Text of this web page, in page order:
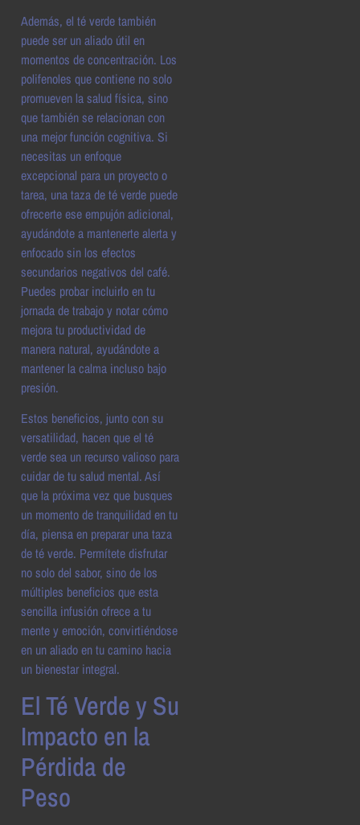
Además, el té verde también
puede ser un aliado útil en
momentos de concentración. Los
polifenoles que contiene no solo
promueven la salud física, sino
que también se relacionan con
una mejor función cognitiva. Si
necesitas un enfoque
excepcional para un proyecto o
tarea, una taza de té verde puede
ofrecerte ese empujón adicional,
ayudándote a mantenerte alerta y
enfocado sin los efectos
secundarios negativos del café.
Puedes probar incluirlo en tu
jornada de trabajo y notar cómo
mejora tu productividad de
manera natural, ayudándote a
mantener la calma incluso bajo
presión.
Estos beneficios, junto con su
versatilidad, hacen que el té
verde sea un recurso valioso para
cuidar de tu salud mental. Así
que la próxima vez que busques
un momento de tranquilidad en tu
día, piensa en preparar una taza
de té verde. Permítete disfrutar
no solo del sabor, sino de los
múltiples beneficios que esta
sencilla infusión ofrece a tu
mente y emoción, convirtiéndose
en un aliado en tu camino hacia
un bienestar integral.
El Té Verde y Su
Impacto en la
Pérdida de
Peso